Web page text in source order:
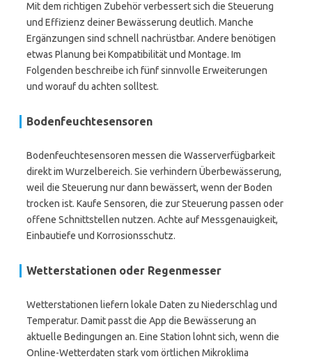
Mit dem richtigen Zubehör verbessert sich die Steuerung
und Effizienz deiner Bewässerung deutlich. Manche
Ergänzungen sind schnell nachrüstbar. Andere benötigen
etwas Planung bei Kompatibilität und Montage. Im
Folgenden beschreibe ich fünf sinnvolle Erweiterungen
und worauf du achten solltest.
Bodenfeuchtesensoren
Bodenfeuchtesensoren messen die Wasserverfügbarkeit
direkt im Wurzelbereich. Sie verhindern Überbewässerung,
weil die Steuerung nur dann bewässert, wenn der Boden
trocken ist. Kaufe Sensoren, die zur Steuerung passen oder
offene Schnittstellen nutzen. Achte auf Messgenauigkeit,
Einbautiefe und Korrosionsschutz.
Wetterstationen oder Regenmesser
Wetterstationen liefern lokale Daten zu Niederschlag und
Temperatur. Damit passt die App die Bewässerung an
aktuelle Bedingungen an. Eine Station lohnt sich, wenn die
Online-Wetterdaten stark vom örtlichen Mikroklima